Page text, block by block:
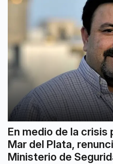
En medio de la crisis
Mar del Plata,
Ministerio de